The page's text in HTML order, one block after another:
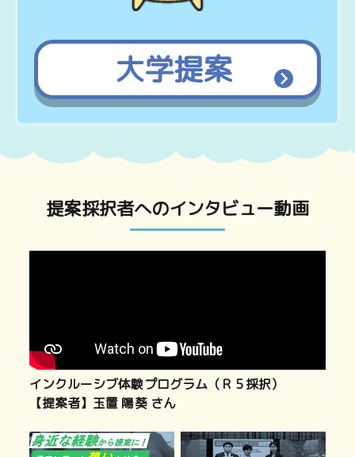
大学提案
提案採択者へのインタビュー動画
インクルーシブ体験プログラム（Ｒ５採択）
【提案者】玉置 陽葵 さん